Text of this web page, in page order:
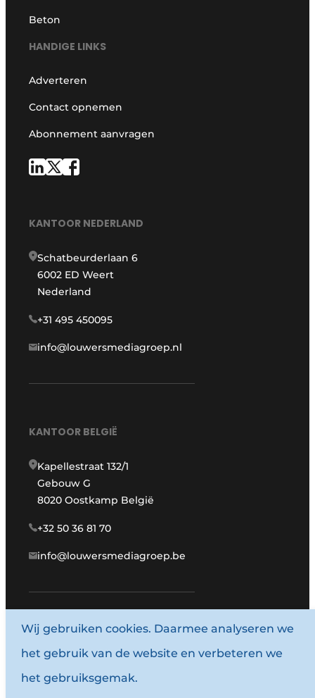
Beton
HANDIGE LINKS
Adverteren
Contact opnemen
Abonnement aanvragen
KANTOOR NEDERLAND
Schatbeurderlaan 6
6002 ED Weert
Nederland
+31 495 450095
info@louwersmediagroep.nl
KANTOOR BELGIË
Kapellestraat 132/1
Gebouw G
8020 Oostkamp België
+32 50 36 81 70
info@louwersmediagroep.be
www.louwersmediagroep.com
© 1987 - 2026 Louwersmediagroep.
Algemene voorwaarden
Wij gebruiken cookies. Daarmee analyseren we
het gebruik van de website en verbeteren we
het gebruiksgemak.